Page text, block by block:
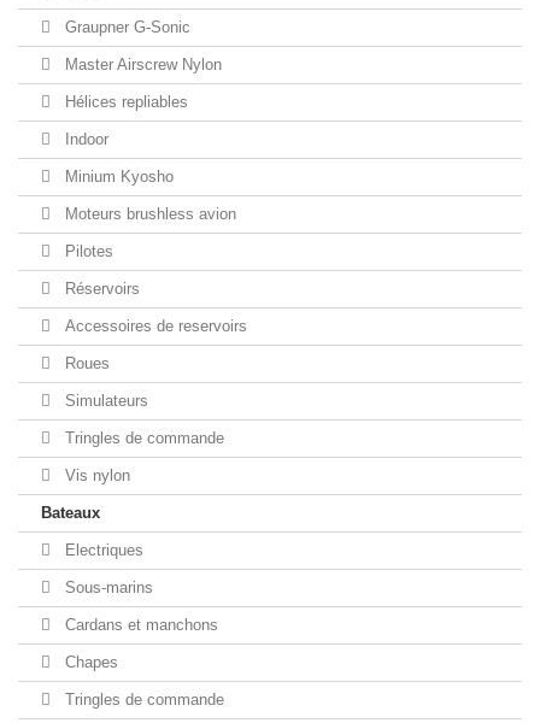
Graupner G-Sonic
Master Airscrew Nylon
Hélices repliables
Indoor
Minium Kyosho
Moteurs brushless avion
Pilotes
Réservoirs
Accessoires de reservoirs
Roues
Simulateurs
Tringles de commande
Vis nylon
Bateaux
Electriques
Sous-marins
Cardans et manchons
Chapes
Tringles de commande